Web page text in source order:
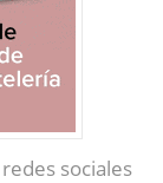
sociales